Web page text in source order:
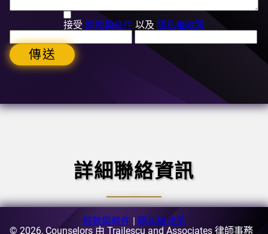
接受 條款與條件 以及 隱私權政策
傳送
詳細聯絡資訊
條款與條件 | 隱私權政策
© 2026, Counselors 由 Trailescu and Associates 律師事務